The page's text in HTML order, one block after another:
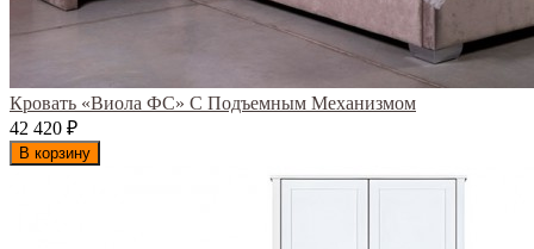
Кровать «Виола ФС» С Подъемным Механизмом
42 420 ₽
В корзину